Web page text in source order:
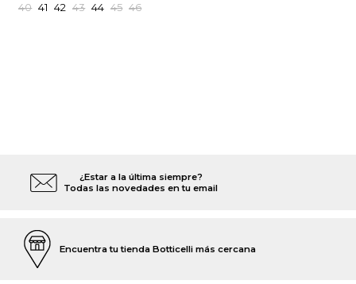
40 41 42 43 44 45 46
¿Estar a la última siempre?
Todas las novedades en tu email
Encuentra tu tienda Botticelli más cercana